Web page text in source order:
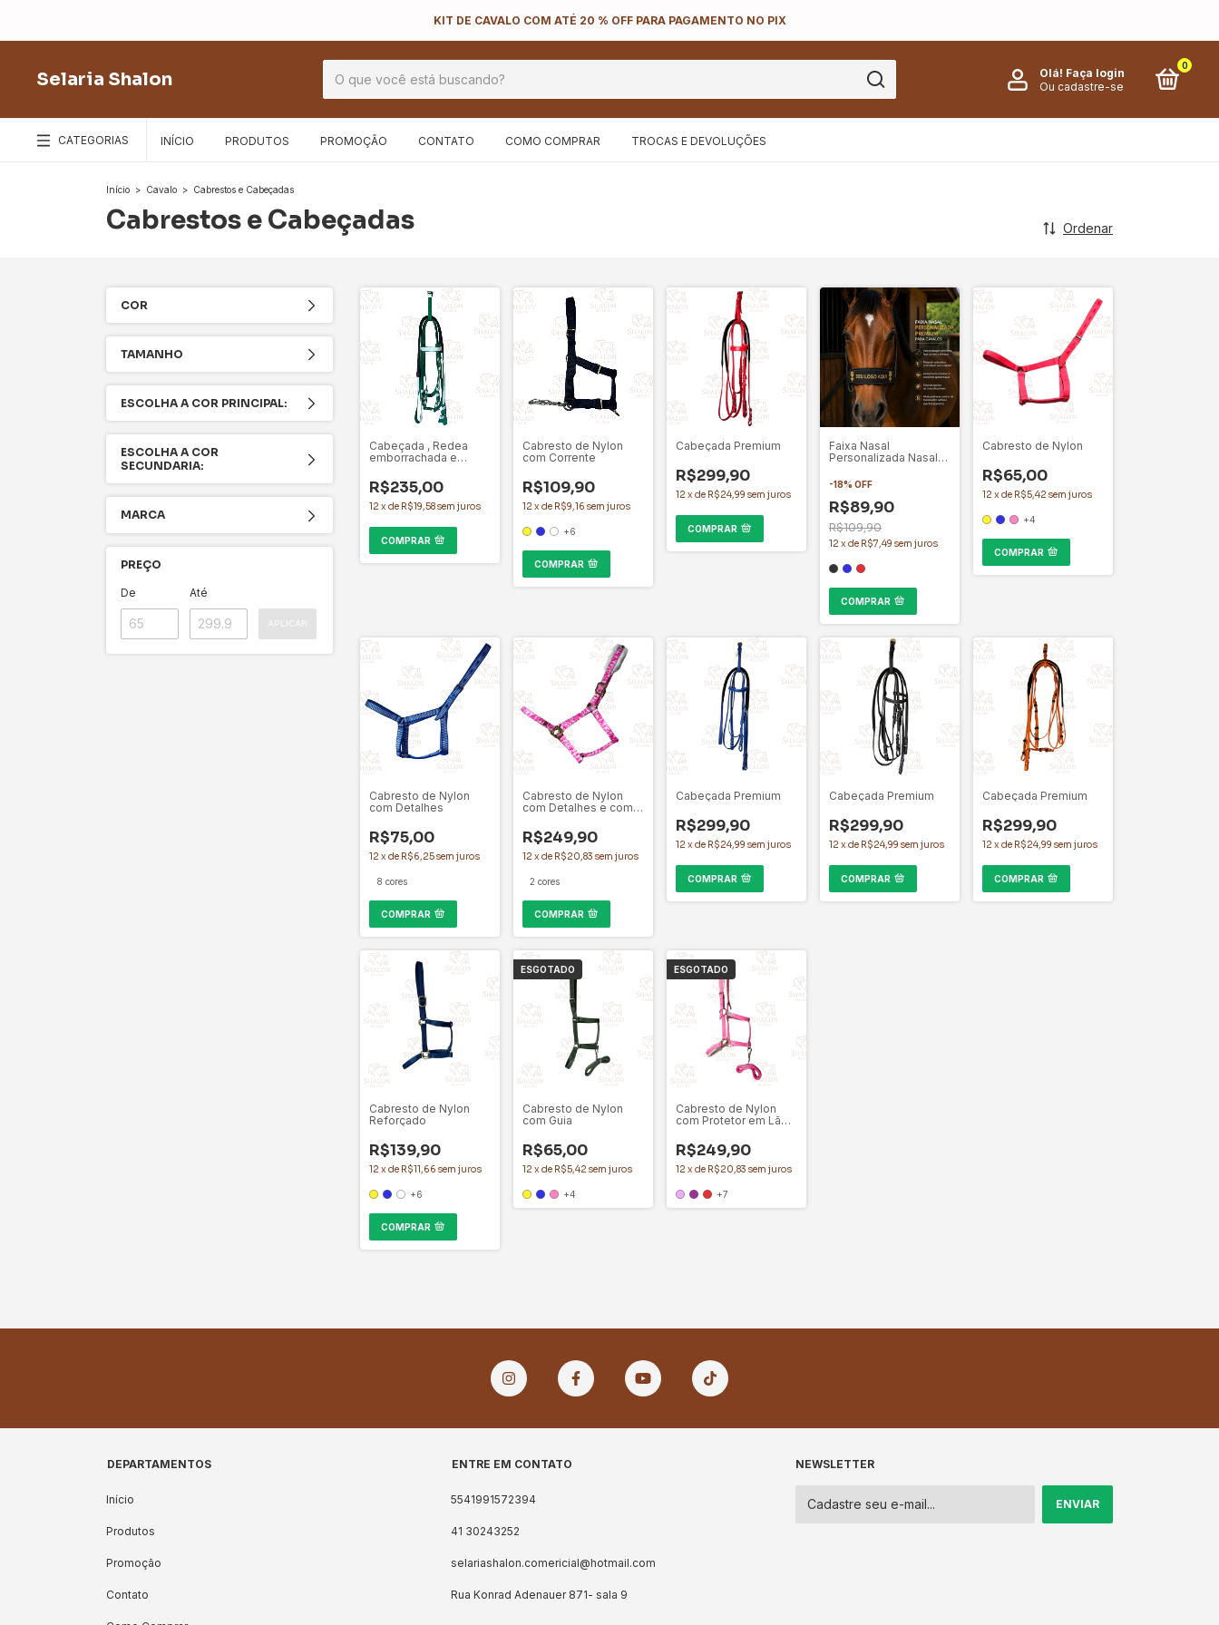
KIT DE CAVALO COM ATÉ 20 % OFF PARA PAGAMENTO NO PIX
Selaria Shalon Olá! Faça login
Ou cadastre-se
0
CATEGORIAS INÍCIO PRODUTOS PROMOÇÃO CONTATO COMO COMPRAR TROCAS E DEVOLUÇÕES
Início > Cavalo > Cabrestos e Cabeçadas
Cabrestos e Cabeçadas Ordenar
COR
TAMANHO
ESCOLHA A COR PRINCIPAL:
ESCOLHA A COR
SECUNDARIA:
MARCA
PREÇO
De Até
Cabeçada , Redea
emborrachada e
R$235,00
12 xde R$19,58sem juros
COMPRAR
Cabresto de Nylon
com Corrente
R$109,90
12 xde R$9,16 sem juros
+6
COMPRAR
Cabeçada Premium
R$299,90
12 xde R$24,99 sem juros
COMPRAR
Faixa Nasal
Personalizada Nasal
Cavalos
-18% OFF
R$89,90
R$109,90
12 xde R$7,49 sem juros
COMPRAR
Cabresto de Nylon
R$65,00
12 xde R$5,42 sem juros
+4
COMPRAR
Cabresto de Nylon
com Detalhes
R$75,00
12 xde R$6,25sem juros
8 cores
COMPRAR
Cabresto de Nylon
com Detalhes e com
Ecologica
R$249,90
12 xde R$20,83 sem juros
2 cores
COMPRAR
Cabeçada Premium
R$299,90
12 xde R$24,99 sem juros
COMPRAR
Cabeçada Premium
R$299,90
12 xde R$24,99 sem juros
COMPRAR
Cabeçada Premium
R$299,90
12 xde R$24,99 sem juros
COMPRAR
Cabresto de Nylon
Reforçado
R$139,90
12 xde R$11,66 sem juros
+6
COMPRAR
ESGOTADO
Cabresto de Nylon
com Guia
R$65,00
12 xde R$5,42 sem juros
+4
ESGOTADO
Cabresto de Nylon
com Protetor em Lã
R$249,90
12 xde R$20,83 sem juros
+7
DEPARTAMENTOS
Início
Produtos
Promoção
Contato
ENTRE EM CONTATO
5541991572394
41 30243252
selariashalon.comericial@hotmail.com
Rua Konrad Adenauer 871- sala 9
NEWSLETTER